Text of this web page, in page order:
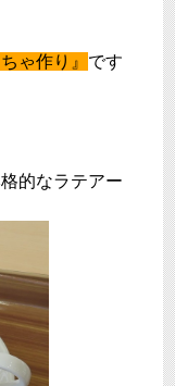
ゃ作り』 です
的なラテアー